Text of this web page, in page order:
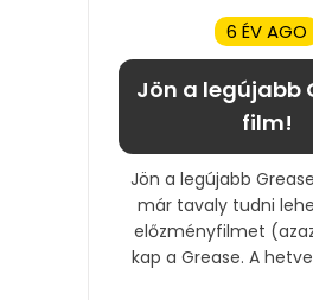
6 ÉV AGO
Jön a legújabb
film!
Jön a legújabb
már tavaly tudni
előzményfilmet
kap a Grease. A